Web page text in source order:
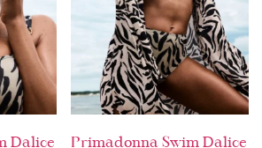
Dalice
Primadonna Swim Dalice